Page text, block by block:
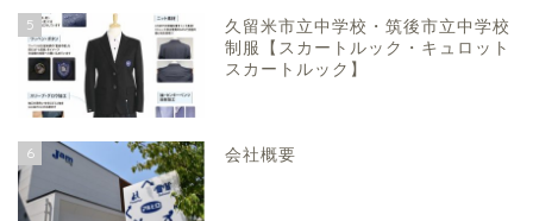
5
久留米市立中学校・筑後市立中学校
制服【スカートルック・キュロット
スカートルック】
6 会社概要